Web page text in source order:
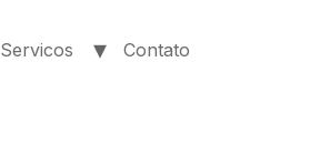
Servicos Contato